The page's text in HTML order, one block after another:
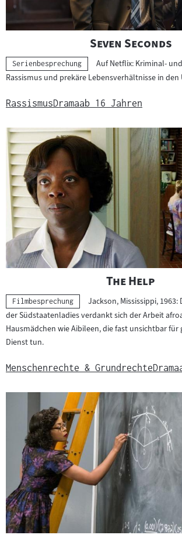
"
Seven Seconds"
Kategorie:
Serienbesprechung
Auf Netflix: Kriminal-
Rassismus und prekäre Lebensverhältnisse in den
RassismusDramaab 16 Jahren
"
The Help
Kategorie:
Filmbesprechung
Jackson, Mississippi,
der Südstaatenladies verdankt sich der Arbeit
Hausmädchen wie Aibileen, die fast unsichtbar für
Dienst tun.
Menschenrechte & GrundrechteDrama